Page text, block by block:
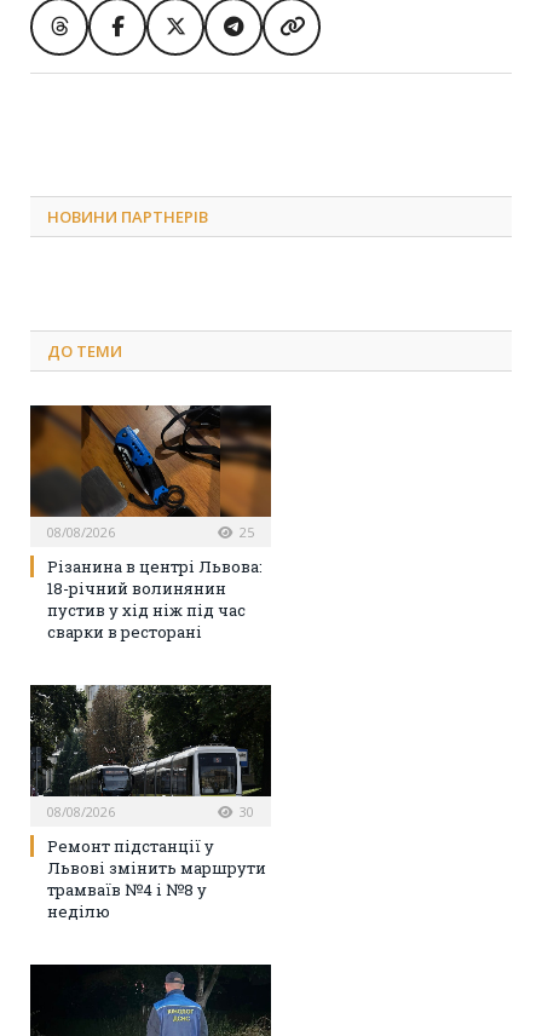
НОВИНИ ПАРТНЕРІВ
ДО ТЕМИ
08/08/2026 25
Різанина в центрі Львова:
18-річний волинянин
пустив у хід ніж під час
сварки в ресторані
08/08/2026 30
Ремонт підстанції у
Львові змінить маршрути
трамваїв №4 і №8 у
неділю